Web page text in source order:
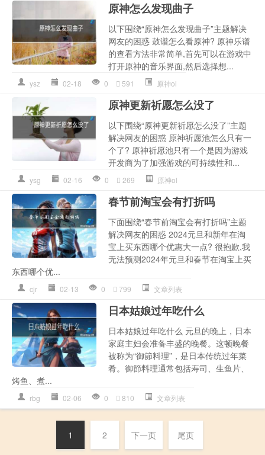
原神怎么发现曲子
以下围绕“原神怎么发现曲子”主题解决
网友的困惑 鼓谱怎么看原神? 原神乐谱
的查看方法非常简单,首先可以在游戏中
打开原神的音乐界面,然后选择想...
ysz 02-18 0 591 原神ol
原神更新祈愿怎么没了
以下围绕“原神更新祈愿怎么没了”主题
解决网友的困惑 原神祈愿池怎么只有一
个了? 原神祈愿池只有一个是因为游戏
开发商为了加强游戏的可持续性和...
ysg 02-16 0 269 原神ol
春节前淘宝会有打折吗
下面围绕“春节前淘宝会有打折吗”主题
解决网友的困惑 2024元旦和新年在淘
宝上买东西哪个优惠大一点? 很抱歉,我
无法预测2024年元旦和春节在淘宝上买
东西哪个优...
cjr 02-13 0 799 文章列表
日本姑娘过年吃什么
日本姑娘过年吃什么 元旦的晚上，日本
家庭主妇会准备丰盛的晚餐。这顿晚餐
被称为“御節料理”，是日本传统过年菜
肴。御節料理通常包括寿司、生鱼片、
烤鱼、煮...
rbg 02-06 0 810 文章列表
1 2 下一页 尾页